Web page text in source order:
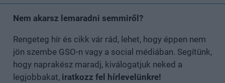
Nem akarsz lemaradni semmiről?
Rengeteg hír és cikk vár rád, lehet, hogy éppen nem
jön szembe GSO-n vagy a social médiában. Segítünk,
hogy naprakész maradj, kiválogatjuk neked a
legjobbakat, iratkozz fel hírlevelünkre!